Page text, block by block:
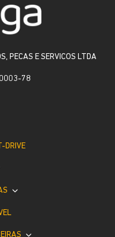
PECAS E SERVICOS LTDA
78
DRIVE